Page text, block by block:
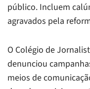
público. Incluem
agravados pela
O Colégio de
denunciou
meios de